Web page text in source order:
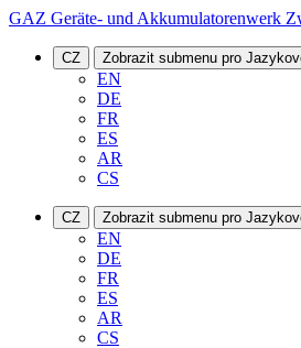
GAZ Geräte- und Akkumulatorenwerk
CZ Zobrazit submenu pro
EN
DE
FR
ES
AR
CS
CZ Zobrazit submenu pro
EN
DE
FR
ES
AR
CS